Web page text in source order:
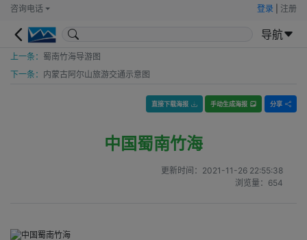
咨询电话 登录 注册
导航
上一条： 蜀南竹海导游图
下一条： 内蒙古阿尔山旅游交通示意图
直接下载海报 手动生成海报 分享
中国蜀南竹海
更新时间： 2021-11-26 22:55:38
浏览量： 654